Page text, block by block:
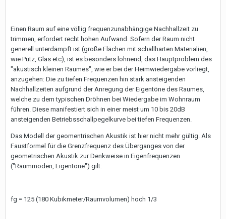
Einen Raum auf eine völlig frequenzunabhängige Nachhallzeit zu
trimmen, erfordert recht hohen Aufwand. Sofern der Raum nicht
generell unterdämpft ist (große Flächen mit schallharten Materialien,
wie Putz, Glas etc), ist es besonders lohnend, das Hauptproblem des
"akustisch kleinen Raumes", wie er bei der Heimwiedergabe vorliegt,
anzugehen: Die zu tiefen Frequenzen hin stark ansteigenden
Nachhallzeiten aufgrund der Anregung der Eigentöne des Raumes,
welche zu dem typischen Dröhnen bei Wiedergabe im Wohnraum
führen. Diese manifestiert sich in einer meist um 10 bis 20dB
ansteigenden Betriebsschallpegelkurve bei tiefen Frequenzen.
Das Modell der geomentrischen Akustik ist hier nicht mehr gültig. Als
Faustformel für die Grenzfrequenz des Überganges von der
geometrischen Akustik zur Denkweise in Eigenfrequenzen
("Raummoden, Eigentöne") gilt:
fg = 125 (180 Kubikmeter/Raumvolumen) hoch 1/3